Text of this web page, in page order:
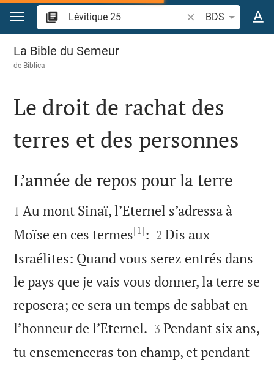
Aller vers contenu
Recherche d'un
BDS
Lévitique 25
La Bible du Semeur
de Biblica

Le droit de rachat des
terres et des personnes

L’année de repos pour la terre

1 Au mont Sinaï, l’Eternel s’adressa à
Moïse en ces termes[1]: 

2 Dis aux
Israélites: Quand vous serez entrés dans
le pays que je vais vous donner, la terre se
reposera; ce sera un temps de sabbat en
l’honneur de l’Eternel. 

3 Pendant six ans,
tu ensemenceras ton champ, et pendant